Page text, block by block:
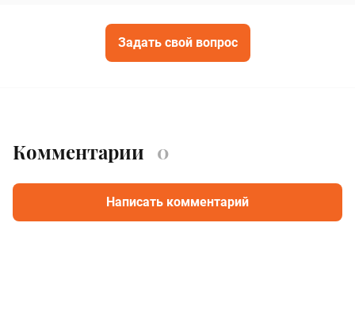
Задать свой вопрос
Комментарии 0
Написать комментарий